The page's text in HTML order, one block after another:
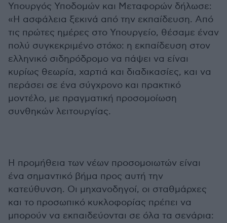
Υπουργός Υποδομών και Μεταφορών δήλωσε:
«Η ασφάλεια ξεκινά από την εκπαίδευση. Από
τις πρώτες ημέρες στο Υπουργείο, θέσαμε έναν
πολύ συγκεκριμένο στόχο: η εκπαίδευση στον
ελληνικό σιδηρόδρομο να πάψει να είναι
κυρίως θεωρία, χαρτιά και διαδικασίες, και να
περάσει σε ένα σύγχρονο και πρακτικό
μοντέλο, με πραγματική προσομοίωση
συνθηκών λειτουργίας.
Η προμήθεια των νέων προσομοιωτών είναι
ένα σημαντικό βήμα προς αυτή την
κατεύθυνση. Οι μηχανοδηγοί, οι σταθμάρχες
και το προσωπικό κυκλοφορίας πρέπει να
μπορούν να εκπαιδεύονται σε όλα τα σενάρια: